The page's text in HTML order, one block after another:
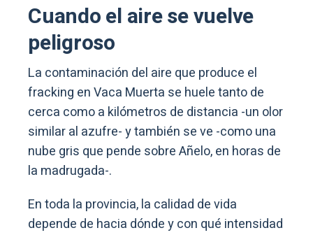
Cuando el aire se vuelve
peligroso
La contaminación del aire que produce el
fracking en Vaca Muerta se huele tanto de
cerca como a kilómetros de distancia -un olor
similar al azufre- y también se ve -como una
nube gris que pende sobre Añelo, en horas de
la madrugada-.
En toda la provincia, la calidad de vida
depende de hacia dónde y con qué intensidad